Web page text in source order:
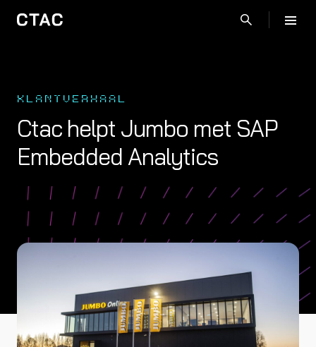
KLANTVERHAAL
Ctac helpt Jumbo met SAP
Embedded Analytics